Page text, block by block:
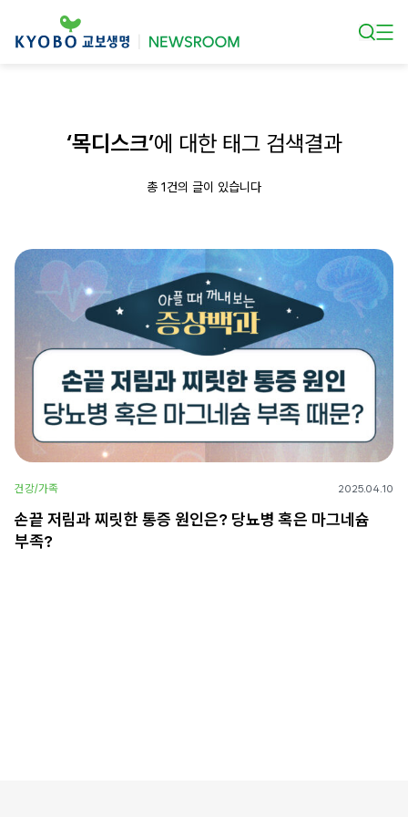
‘목디스크’에 대한 태그 검색결과
총 1건의 글이 있습니다
건강/가족 2025.04.10
손끝 저림과 찌릿한 통증 원인은? 당뇨병 혹은 마그네슘
부족?